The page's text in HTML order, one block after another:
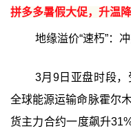
拼多多暑假大促，升温
地缘溢价“速朽”：
3月9日亚盘时段，
全球能源运输命脉霍尔
货主力合约一度飙升